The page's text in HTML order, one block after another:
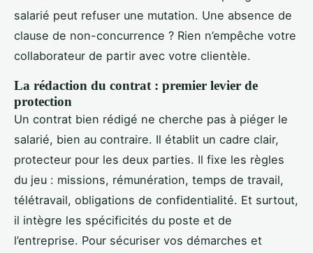
salarié peut refuser une mutation. Une absence de
clause de non-concurrence ? Rien n’empêche votre
collaborateur de partir avec votre clientèle.
La rédaction du contrat : premier levier de
protection
Un contrat bien rédigé ne cherche pas à piéger le
salarié, bien au contraire. Il établit un cadre clair,
protecteur pour les deux parties. Il fixe les règles
du jeu : missions, rémunération, temps de travail,
télétravail, obligations de confidentialité. Et surtout,
il intègre les spécificités du poste et de
l’entreprise. Pour sécuriser vos démarches et